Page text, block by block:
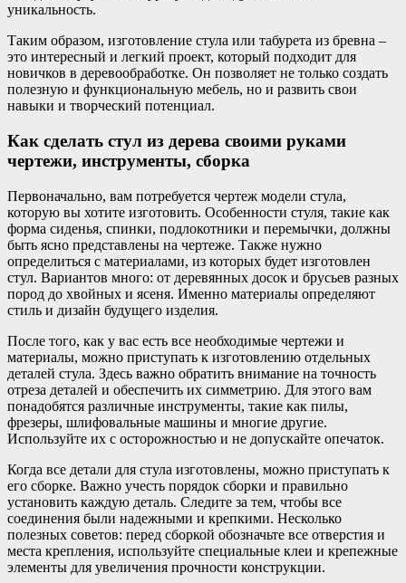
уникальность.
Таким образом, изготовление стула или табурета из бревна –
это интересный и легкий проект, который подходит для
новичков в деревообработке. Он позволяет не только создать
полезную и функциональную мебель, но и развить свои
навыки и творческий потенциал.
Как сделать стул из дерева своими руками
чертежи, инструменты, сборка
Первоначально, вам потребуется чертеж модели стула,
которую вы хотите изготовить. Особенности стуля, такие как
форма сиденья, спинки, подлокотники и перемычки, должны
быть ясно представлены на чертеже. Также нужно
определиться с материалами, из которых будет изготовлен
стул. Вариантов много: от деревянных досок и брусьев разных
пород до хвойных и ясеня. Именно материалы определяют
стиль и дизайн будущего изделия.
После того, как у вас есть все необходимые чертежи и
материалы, можно приступать к изготовлению отдельных
деталей стула. Здесь важно обратить внимание на точность
отреза деталей и обеспечить их симметрию. Для этого вам
понадобятся различные инструменты, такие как пилы,
фрезеры, шлифовальные машины и многие другие.
Используйте их с осторожностью и не допускайте опечаток.
Когда все детали для стула изготовлены, можно приступать к
его сборке. Важно учесть порядок сборки и правильно
установить каждую деталь. Следите за тем, чтобы все
соединения были надежными и крепкими. Несколько
полезных советов: перед сборкой обозначьте все отверстия и
места крепления, используйте специальные клеи и крепежные
элементы для увеличения прочности конструкции.